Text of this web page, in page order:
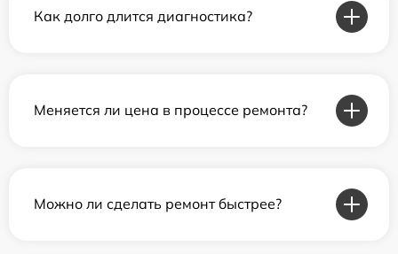
Как долго длится диагностика?
Меняется ли цена в процессе ремонта?
Можно ли сделать ремонт быстрее?